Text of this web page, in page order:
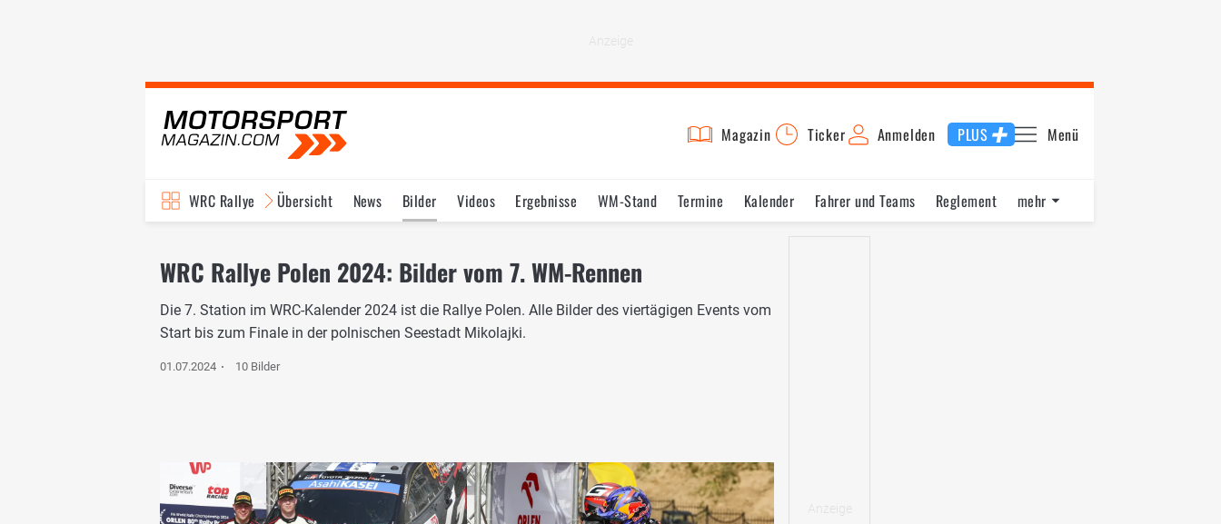
Magazin Ticker Anmelden PLUS Menü
WRC Rallye Übersicht News Bilder Videos Ergebnisse WM-Stand Termine Kalender Fahrer und Teams
Reglement
mehr
WRC Rallye Polen 2024: Bilder vom 7. WM-Rennen
Die 7. Station im WRC-Kalender 2024 ist die Rallye Polen. Alle Bilder des viertägigen Events vom
Start bis zum Finale in der polnischen Seestadt Mikolajki.
01.07.2024 10 Bilder